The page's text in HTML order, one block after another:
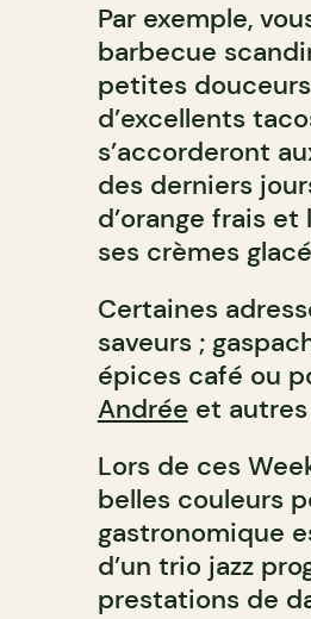
Par exemple,
barbecue
petites
d’excellents
s’accorderont
des derniers
d’orange frais
ses crèmes
Certaines
saveurs ;
épices café ou
Andrée et
Lors de ces
belles couleurs
gastronomique
d’un trio jazz
prestations de